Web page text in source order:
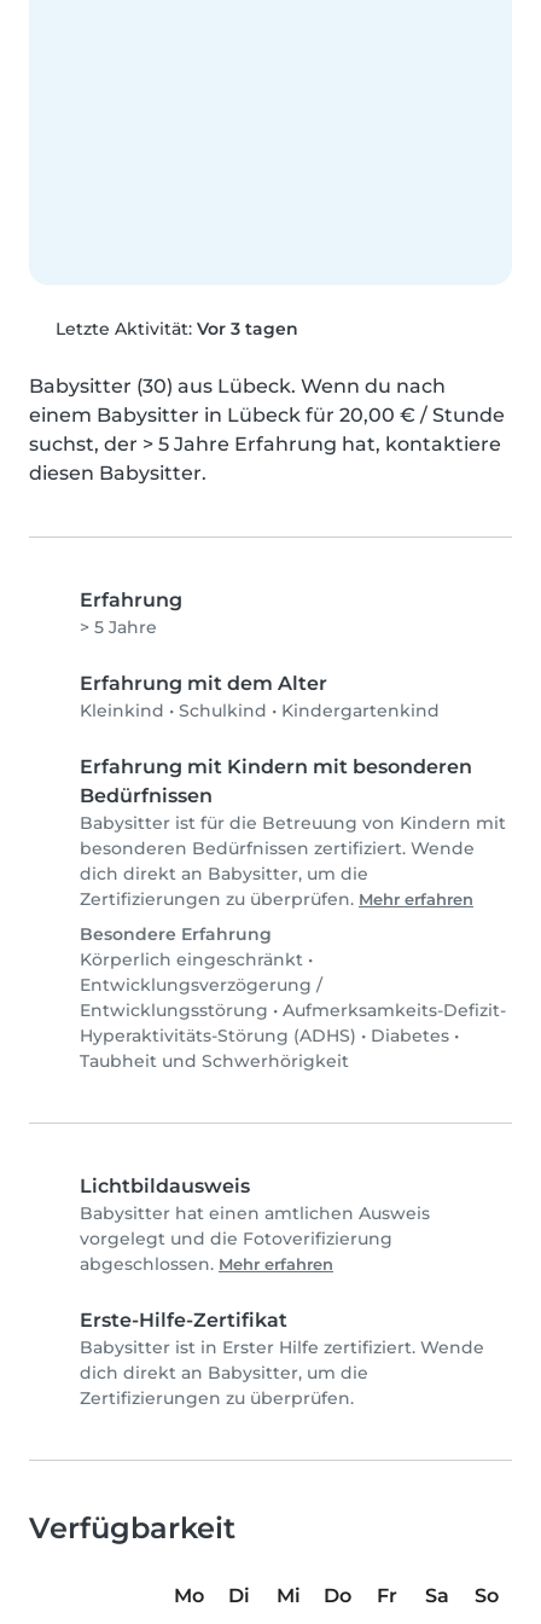
Letzte Aktivität: Vor 3 tagen
Babysitter (30) aus Lübeck. Wenn du nach
einem Babysitter in Lübeck für 20,00 € / Stunde
suchst, der > 5 Jahre Erfahrung hat, kontaktiere
diesen Babysitter.
Erfahrung
> 5 Jahre
Erfahrung mit dem Alter
Kleinkind • Schulkind • Kindergartenkind
Erfahrung mit Kindern mit besonderen
Bedürfnissen
Babysitter ist für die Betreuung von Kindern mit
besonderen Bedürfnissen zertifiziert. Wende
dich direkt an Babysitter, um die
Zertifizierungen zu überprüfen. Mehr erfahren
Besondere Erfahrung
Körperlich eingeschränkt •
Entwicklungsverzögerung /
Entwicklungsstörung • Aufmerksamkeits-Defizit-
Hyperaktivitäts-Störung (ADHS) • Diabetes •
Taubheit und Schwerhörigkeit
Lichtbildausweis
Babysitter hat einen amtlichen Ausweis
vorgelegt und die Fotoverifizierung
abgeschlossen. Mehr erfahren
Erste-Hilfe-Zertifikat
Babysitter ist in Erster Hilfe zertifiziert. Wende
dich direkt an Babysitter, um die
Zertifizierungen zu überprüfen.
Verfügbarkeit
Mo Di Mi Do Fr Sa
So